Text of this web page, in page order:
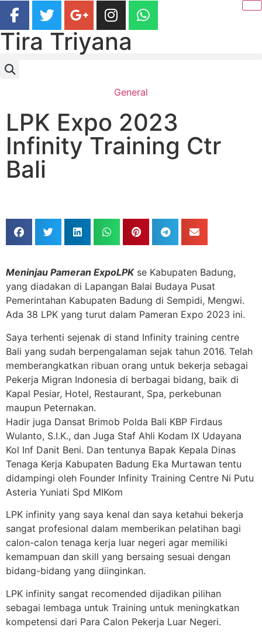
Tira Triyana
General
LPK Expo 2023
Infinity Training Ctr
Bali
Meninjau Pameran ExpoLPKse Kabupaten Badung,
yang diadakan di Lapangan Balai Budaya Pusat
Pemerintahan Kabupaten Badung di Sempidi, Mengwi.
Ada 38 LPK yang turut dalam Pameran Expo 2023 ini.
Saya terhenti sejenak di stand Infinity training centre
Bali yang sudah berpengalaman sejak tahun 2016. Telah
memberangkatkan ribuan orang untuk bekerja sebagai
Pekerja Migran Indonesia di berbagai bidang, baik di
Kapal Pesiar, Hotel, Restaurant, Spa, perkebunan
maupun Peternakan.
Hadir juga Dansat Brimob Polda Bali KBP Firdaus
Wulanto, S.I.K., dan Juga Staf Ahli Kodam IX Udayana
Kol Inf Danit Beni. Dan tentunya Bapak Kepala Dinas
Tenaga Kerja Kabupaten Badung Eka Murtawan tentu
didampingi oleh Founder Infinity Training Centre Ni Putu
Asteria Yuniati Spd MIKom
LPK infinity yang saya kenal dan saya ketahui bekerja
sangat profesional dalam memberikan pelatihan bagi
calon-calon tenaga kerja luar negeri agar memiliki
kemampuan dan skill yang bersaing sesuai dengan
bidang-bidang yang diinginkan.
LPK infinity sangat recomended dijadikan pilihan
sebagai lembaga untuk Training untuk meningkatkan
kompetensi dari Para Calon Pekerja Luar Negeri.